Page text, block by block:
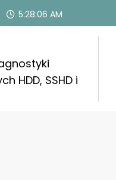
5:28:07 AM
HDD, SSHD i